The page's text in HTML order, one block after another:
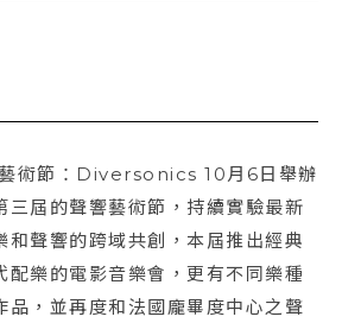
術節：Diversonics 10月6日舉辦
三屆的聲響藝術節，持續實驗最新
和聲響的跨域共創，本屆推出經典
配樂的電影音樂會，更有不同樂種
品，並再度和法國龐畢度中心之聲